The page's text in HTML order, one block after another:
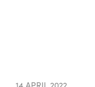
14 APRIL 2022